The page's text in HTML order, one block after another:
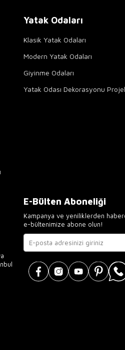
Yatak Odaları
Klasik Yatak Odaları
Modern Yatak Odaları
Giyinme Odaları
Yatak Odası Dekorasyonu
E-Bülten Aboneliği
Kampanya ve yeniliklerden
e-bültenimize abone olun!